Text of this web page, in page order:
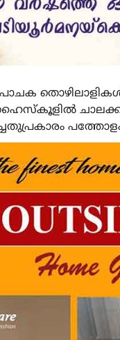
ചാലക്കുടി